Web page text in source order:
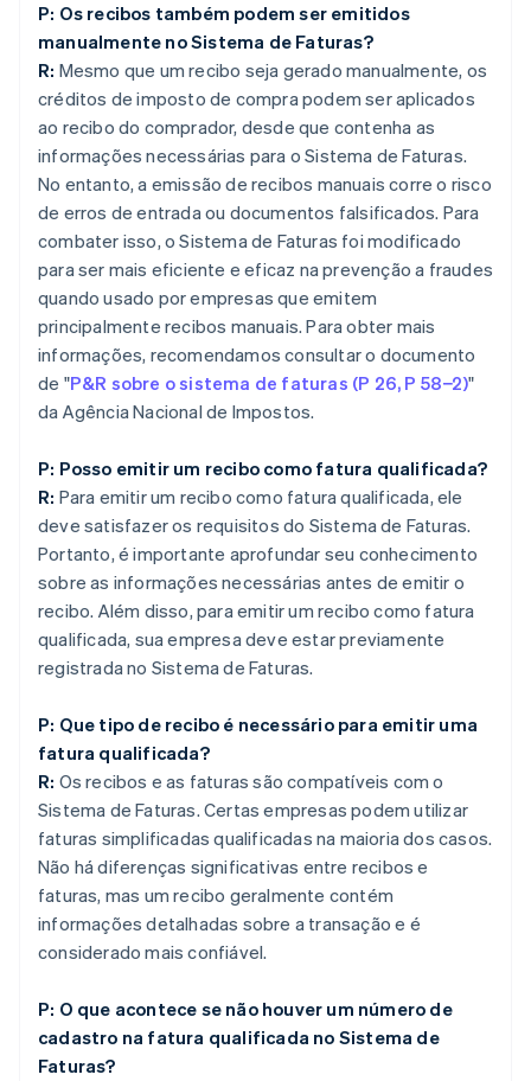
P: Os recibos também podem ser emitidos
manualmente no Sistema de Faturas?
R: Mesmo que um recibo seja gerado manualmente, os
créditos de imposto de compra podem ser aplicados
ao recibo do comprador, desde que contenha as
informações necessárias para o Sistema de Faturas.
No entanto, a emissão de recibos manuais corre o risco
de erros de entrada ou documentos falsificados. Para
combater isso, o Sistema de Faturas foi modificado
para ser mais eficiente e eficaz na prevenção a fraudes
quando usado por empresas que emitem
principalmente recibos manuais. Para obter mais
informações, recomendamos consultar o documento
de "P&R sobre o sistema de faturas (P 26, P 58−2)"
da Agência Nacional de Impostos.
P: Posso emitir um recibo como fatura qualificada?
R: Para emitir um recibo como fatura qualificada, ele
deve satisfazer os requisitos do Sistema de Faturas.
Portanto, é importante aprofundar seu conhecimento
sobre as informações necessárias antes de emitir o
recibo. Além disso, para emitir um recibo como fatura
qualificada, sua empresa deve estar previamente
registrada no Sistema de Faturas.
P: Que tipo de recibo é necessário para emitir uma
fatura qualificada?
R: Os recibos e as faturas são compatíveis com o
Sistema de Faturas. Certas empresas podem utilizar
faturas simplificadas qualificadas na maioria dos casos.
Não há diferenças significativas entre recibos e
faturas, mas um recibo geralmente contém
informações detalhadas sobre a transação e é
considerado mais confiável.
P: O que acontece se não houver um número de
cadastro na fatura qualificada no Sistema de
Faturas?